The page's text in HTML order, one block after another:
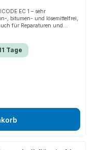
EC 1 – sehr
, bitumen- und lösemittelfrei,
für Reparaturen und
5
mineralischen
bei Bodenfeuchte
Auftrag mit Rolle, Spachtel
Ausführung ist für
von Durchführungen,
nach DIN 18195 Teil 4
Sickerwasser
Tage